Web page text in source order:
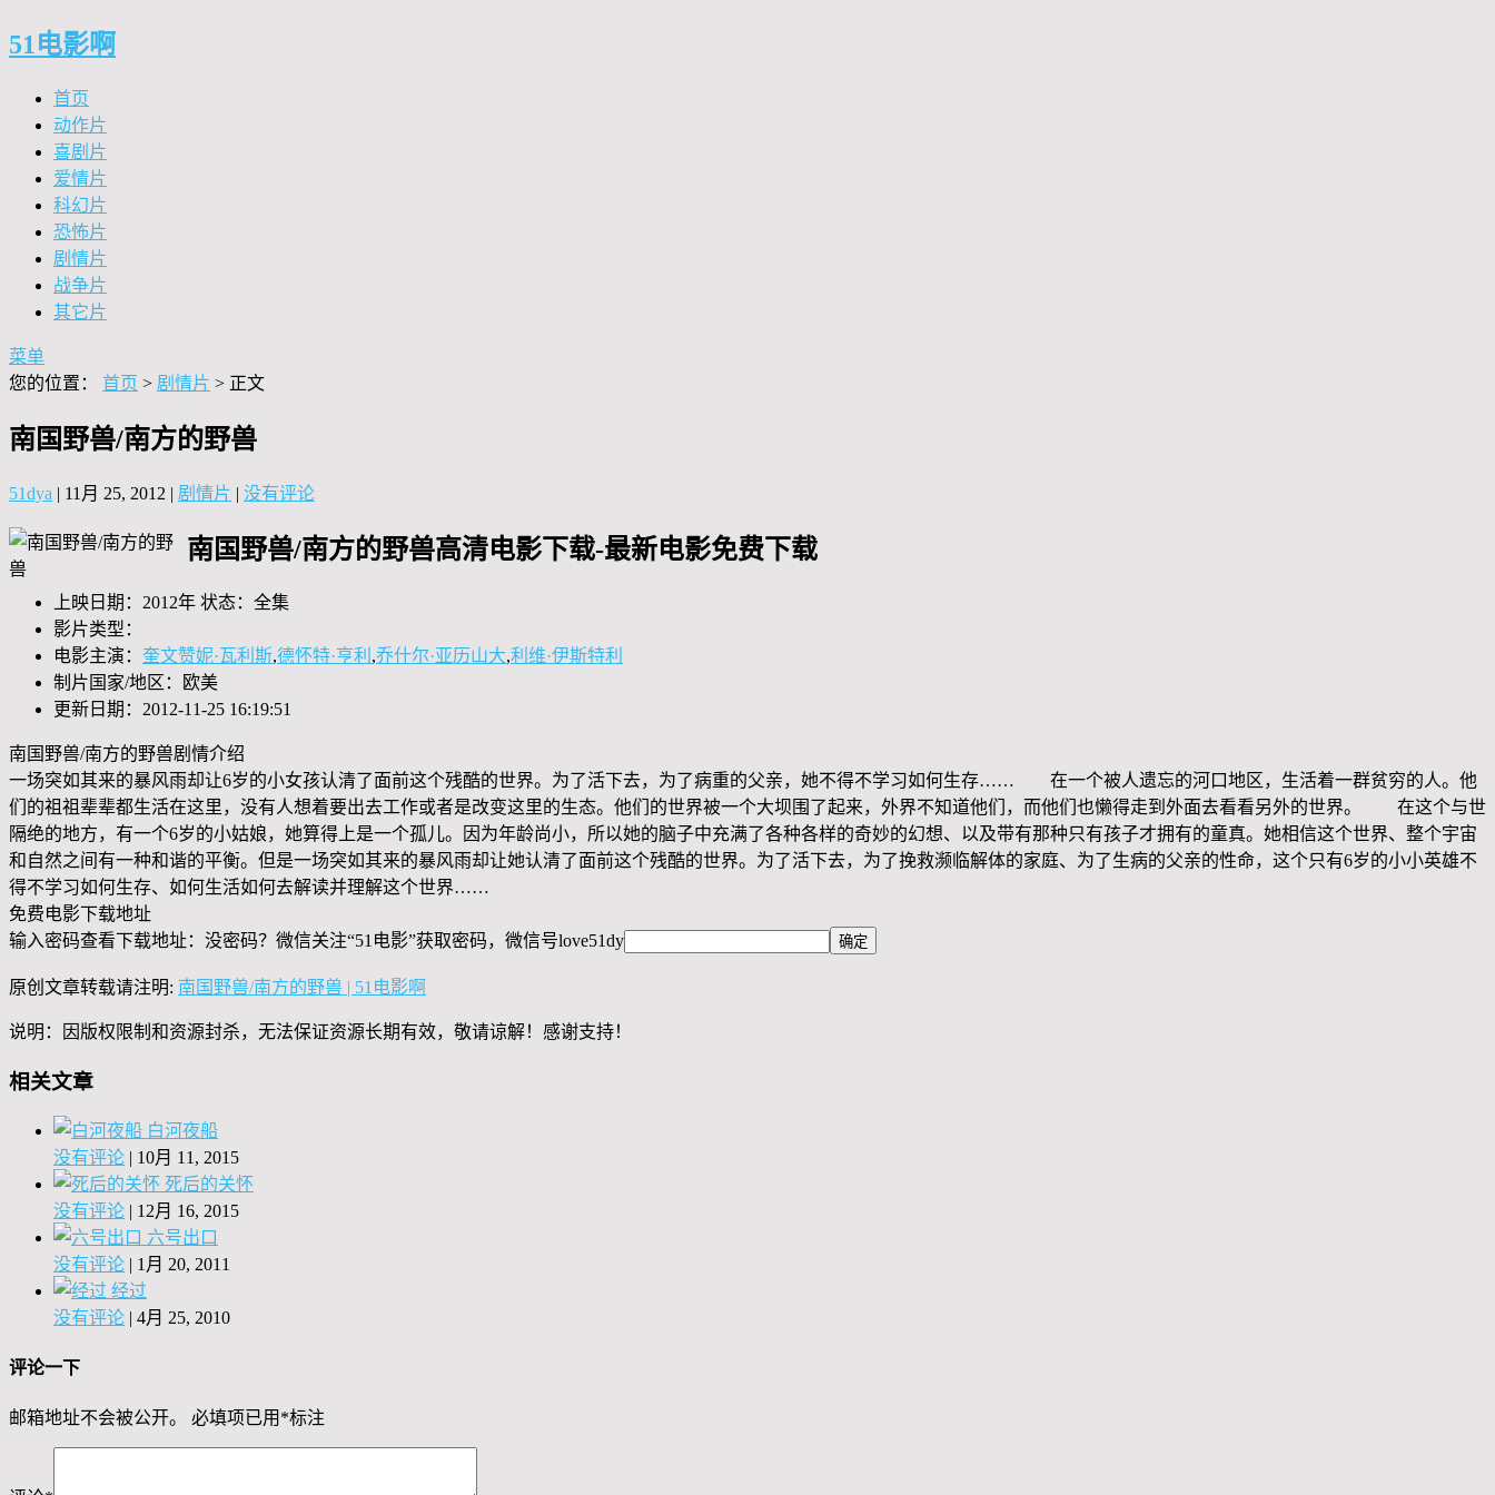
51电影啊
首页
动作片
喜剧片
爱情片
科幻片
恐怖片
剧情片
战争片
其它片
菜单
您的位置： 首页 > 剧情片 > 正文
南国野兽/南方的野兽
51dya | 11月 25, 2012 | 剧情片 | 没有评论
南国野兽/南方的野兽高清电影下载-最新电影免费下载
上映日期：2012年 状态：全集
影片类型：
电影主演： 奎文赞妮·瓦利斯,德怀特·亨利 ,乔什尔·亚历山大,利维·伊斯特利
制片国家/地区：欧美
更新日期：2012-11-25 16:19:51
南国野兽/南方的野兽剧情介绍
一场突如其来的暴风雨却让6岁的小女孩认清了面前这个残酷的世界。为了活下去，为了病重的父亲，她不得不学习如何生存…… 在一个被人遗忘的河口地区，生活着一群贫穷的人。他
们的祖祖辈辈都生活在这里，没有人想着要出去工作或者是改变这里的生态。他们的世界被一个大坝围了起来，外界不知道他们，而他们也懒得走到外面去看看另外的世界。 在这个与世
隔绝的地方，有一个6岁的小姑娘，她算得上是一个孤儿。因为年龄尚小，所以她的脑子中充满了各种各样的奇妙的幻想、以及带有那种只有孩子才拥有的童真。她相信这个世界、整个宇宙
和自然之间有一种和谐的平衡。但是一场突如其来的暴风雨却让她认清了面前这个残酷的世界。为了活下去，为了挽救濒临解体的家庭、为了生病的父亲的性命，这个只有6岁的小小英雄不
得不学习如何生存、如何生活如何去解读并理解这个世界……
免费电影下载地址
输入密码查看下载地址：没密码？微信关注“51电影”获取密码，微信号love51dy
原创文章转载请注明: 南国野兽/南方的野兽 | 51电影啊
说明：因版权限制和资源封杀，无法保证资源长期有效，敬请谅解！感谢支持！
相关文章
白河夜船
没有评论 | 10月 11, 2015
死后的关怀
没有评论 | 12月 16, 2015
六号出口
没有评论 | 1月 20, 2011
经过
没有评论 | 4月 25, 2010
评论一下
邮箱地址不会被公开。 必填项已用 *标注